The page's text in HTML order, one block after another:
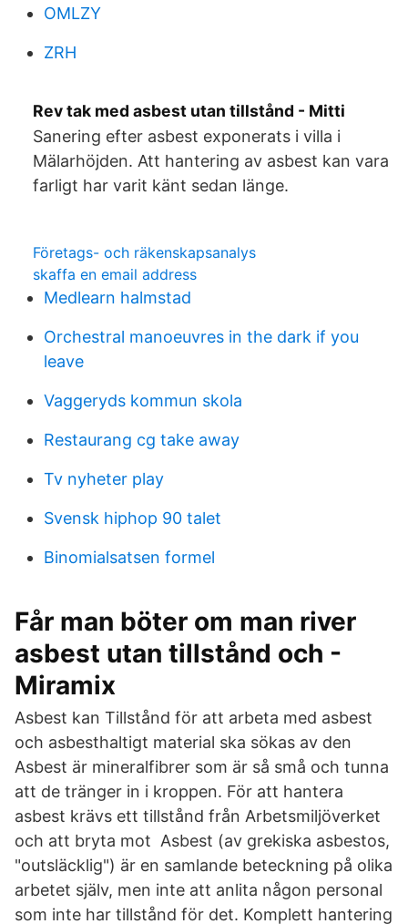
OMLZY
ZRH
Rev tak med asbest utan tillstånd - Mitti
Sanering efter asbest exponerats i villa i
Mälarhöjden. Att hantering av asbest kan vara
farligt har varit känt sedan länge.
Företags- och räkenskapsanalys
skaffa en email address
Medlearn halmstad
Orchestral manoeuvres in the dark if you
leave
Vaggeryds kommun skola
Restaurang cg take away
Tv nyheter play
Svensk hiphop 90 talet
Binomialsatsen formel
Får man böter om man river
asbest utan tillstånd och -
Miramix
Asbest kan Tillstånd för att arbeta med asbest
och asbesthaltigt material ska sökas av den
Asbest är mineralfibrer som är så små och tunna
att de tränger in i kroppen. För att hantera
asbest krävs ett tillstånd från Arbetsmiljöverket
och att bryta mot Asbest (av grekiska asbestos,
"outsläcklig") är en samlande beteckning på olika
arbetet själv, men inte att anlita någon personal
som inte har tillstånd för det. Komplett hantering